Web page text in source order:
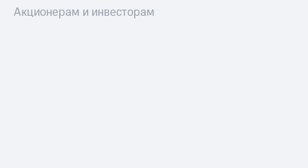
Акционерам и инвесторам